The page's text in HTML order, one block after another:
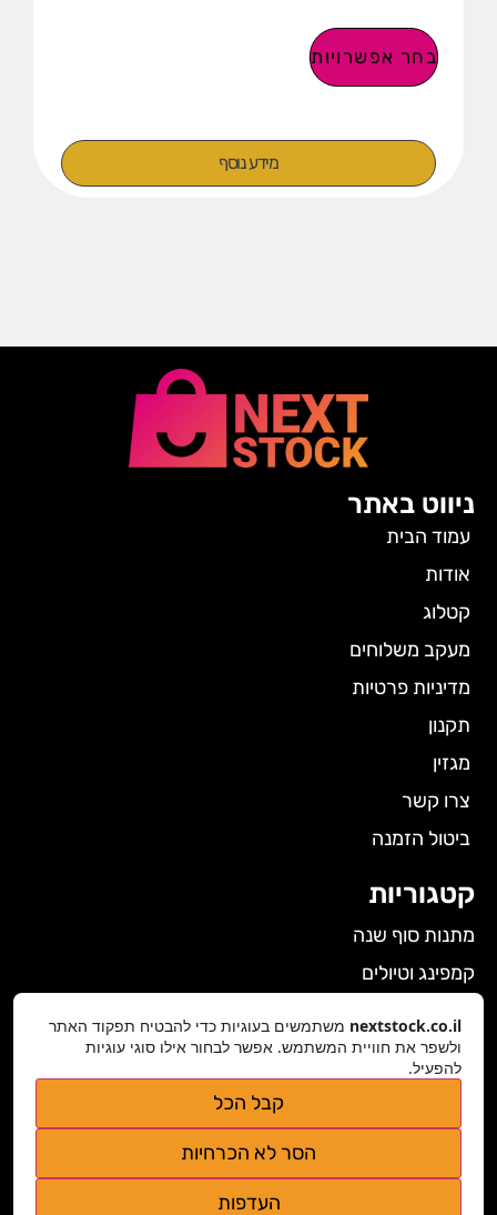
בחר אפשרויות
מידע נוסף
ניווט באתר
עמוד הבית
אודות
קטלוג
מעקב משלוחים
מדיניות פרטיות
תקנון
מגזין
צרו קשר
ביטול הזמנה
קטגוריות
מתנות סוף שנה
קמפינג וטיולים
גאדג'טים
nextstock.co.il@gmail.com
נגישות אתר
nextstock.co.il משתמשים בעוגיות כדי להבטיח תפקוד האתר
ולשפר את חוויית המשתמש. אפשר לבחור אילו סוגי עוגיות
להפעיל.
קבל הכל
הסר לא הכרחיות
העדפות